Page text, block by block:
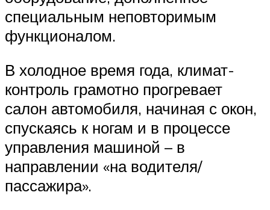
специальным неповторимым
функционалом.
В холодное время года, климат-
контроль грамотно прогревает
салон автомобиля, начиная с окон,
спускаясь к ногам и в процессе
управления машиной – в
направлении «на водителя/
пассажира».